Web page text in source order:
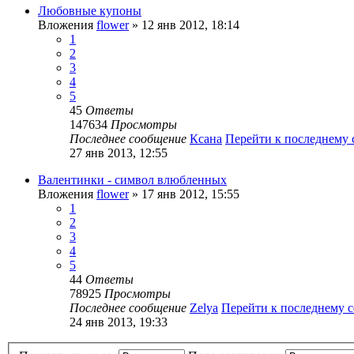
Любовные купоны
Вложения flower» 12 янв 2012, 18:14
1
2
3
4
5
45 Ответы
147634 Просмотры
Последнее сообщение Ксана Перейти к
27 янв 2013, 12:55
Валентинки - символ влюбленных
Вложения flower» 17 янв 2012, 15:55
1
2
3
4
5
44 Ответы
78925 Просмотры
Последнее сообщение Zelya Перейти к последнему
24 янв 2013, 19:33